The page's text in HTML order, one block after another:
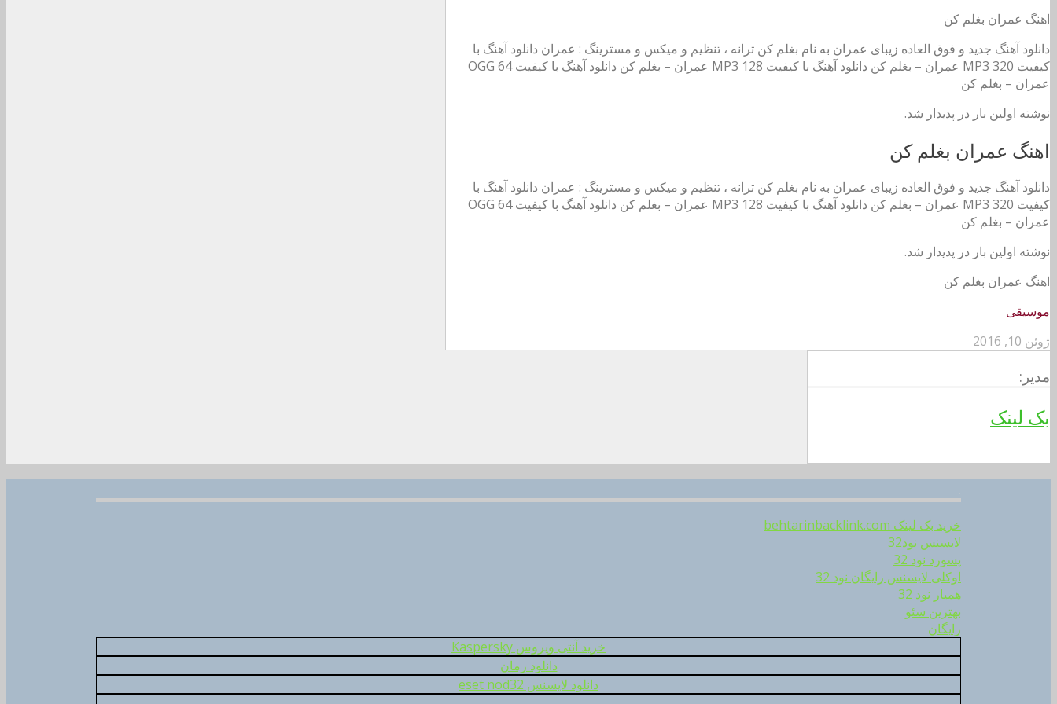
اهنگ عمران بغلم کن
دانلود آهنگ جدید و فوق العاده زیبای عمران به نام بغلم کن ترانه ، تنظیم و میکس و مسترینگ : عمران دانلود آهنگ با
کیفیت MP3 320 عمران – بغلم کن دانلود آهنگ با کیفیت MP3 128 عمران – بغلم کن دانلود آهنگ با کیفیت OGG 64
عمران – بغلم کن
نوشته اولین بار در پدیدار شد.
اهنگ عمران بغلم کن
دانلود آهنگ جدید و فوق العاده زیبای عمران به نام بغلم کن ترانه ، تنظیم و میکس و مسترینگ : عمران دانلود آهنگ با
کیفیت MP3 320 عمران – بغلم کن دانلود آهنگ با کیفیت MP3 128 عمران – بغلم کن دانلود آهنگ با کیفیت OGG 64
عمران – بغلم کن
نوشته اولین بار در پدیدار شد.
اهنگ عمران بغلم کن
موسیقی
ژوئن 10, 2016
مدیر:
بک لینک
.
خرید بک لینک behtarinbacklink.com
لایسنس نود32
پسورد نود 32
اوکلی لایسنس رایگان نود 32
همیار نود 32
بهترین سئو
رایگان
خرید آنتی ویروس Kaspersky
دانلود رمان
دانلود لایسنس eset nod32